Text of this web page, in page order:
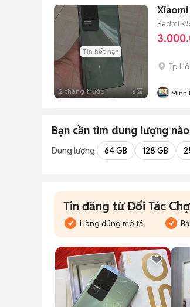
Tin hết hạn
2 tháng trước 6
Redmi
Tp
Minh
Bạn cần tìm dung lượng
Dung lượng: 64 GB 128 GB
Tin đăng từ Đối Tác
Hàng đúng mô tả